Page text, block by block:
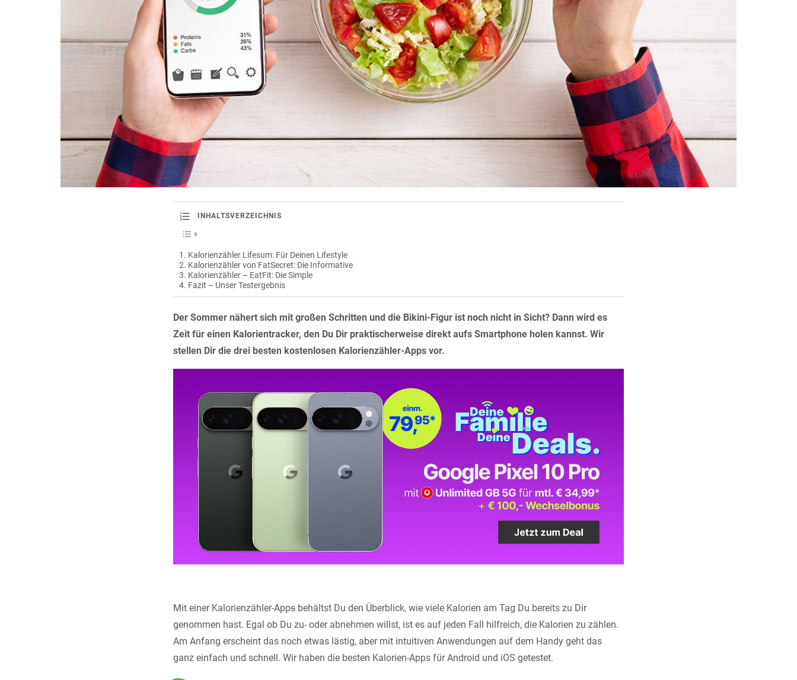
INHALTSVERZEICHNIS
Kalorienzähler Lifesum: Für Deinen Lifestyle
Kalorienzähler von FatSecret: Die Informative
Kalorienzähler – EatFit: Die Simple
Fazit – Unser Testergebnis
Der Sommer nähert sich mit großen Schritten und die Bikini-Figur ist noch nicht in Sicht? Dann wird es
Zeit für einen Kalorientracker, den Du Dir praktischerweise direkt aufs Smartphone holen kannst. Wir
stellen Dir die drei besten kostenlosen Kalorienzähler-Apps vor.
Mit einer Kalorienzähler-Apps behältst Du den Überblick, wie viele Kalorien am Tag Du bereits zu Dir
genommen hast. Egal ob Du zu- oder abnehmen willst, ist es auf jeden Fall hilfreich, die Kalorien zu zählen.
Am Anfang erscheint das noch etwas lästig, aber mit intuitiven Anwendungen auf dem Handy geht das
ganz einfach und schnell. Wir haben die besten Kalorien-Apps für Android und iOS getestet.